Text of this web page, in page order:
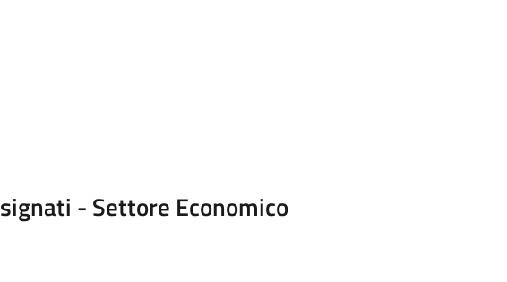
- Settore Economico